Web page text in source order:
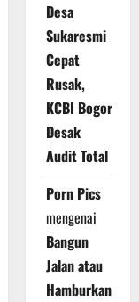
Desa
Sukaresmi
Cepat
Rusak,
KCBI Bogor
Desak
Audit Total
Porn Pics
mengenai
Bangun
Jalan atau
Hamburkan